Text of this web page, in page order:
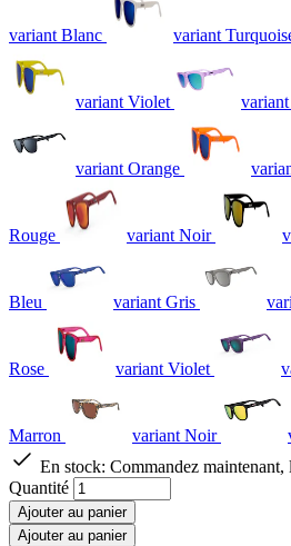
variant Blanc variant
variant Violet
variant Orange
Rouge variant Noir
Bleu variant Gris
Rose variant Violet
Marron variant Noir
En stock: Commandez
Quantité
Ajouter au panier
Ajouter au panier